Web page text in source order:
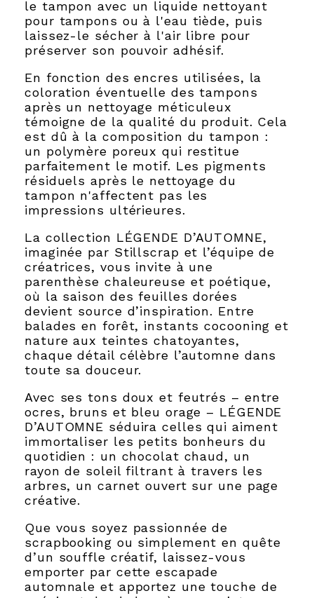
le tampon avec un liquide nettoyant
pour tampons ou à l'eau tiède, puis
laissez-le sécher à l'air libre pour
préserver son pouvoir adhésif.
En fonction des encres utilisées, la
coloration éventuelle des tampons
après un nettoyage méticuleux
témoigne de la qualité du produit. Cela
est dû à la composition du tampon :
un polymère poreux qui restitue
parfaitement le motif. Les pigments
résiduels après le nettoyage du
tampon n'affectent pas les
impressions ultérieures.
La collection LÉGENDE D’AUTOMNE,
imaginée par Stillscrap et l’équipe de
créatrices, vous invite à une
parenthèse chaleureuse et poétique,
où la saison des feuilles dorées
devient source d’inspiration. Entre
balades en forêt, instants cocooning et
nature aux teintes chatoyantes,
chaque détail célèbre l’automne dans
toute sa douceur.
Avec ses tons doux et feutrés – entre
ocres, bruns et bleu orage – LÉGENDE
D’AUTOMNE séduira celles qui aiment
immortaliser les petits bonheurs du
quotidien : un chocolat chaud, un
rayon de soleil filtrant à travers les
arbres, un carnet ouvert sur une page
créative.
Que vous soyez passionnée de
scrapbooking ou simplement en quête
d’un souffle créatif, laissez-vous
emporter par cette escapade
automnale et apportez une touche de